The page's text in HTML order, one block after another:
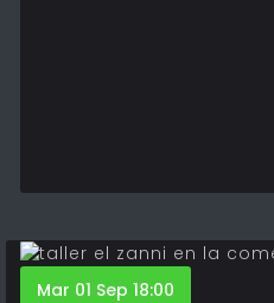
Mar 01 Sep 18:00